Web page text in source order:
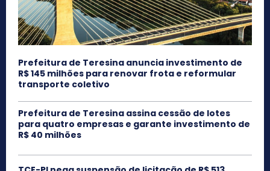
Prefeitura de Teresina anuncia investimento de
R$ 145 milhões para renovar frota e reformular
transporte coletivo
Prefeitura de Teresina assina cessão de lotes
para quatro empresas e garante investimento de
R$ 40 milhões